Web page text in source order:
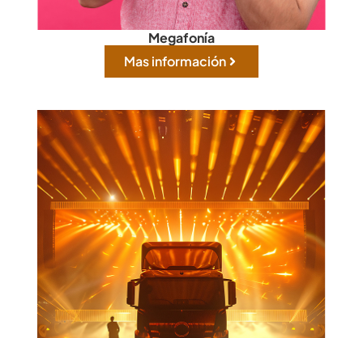
Megafonía
Mas información